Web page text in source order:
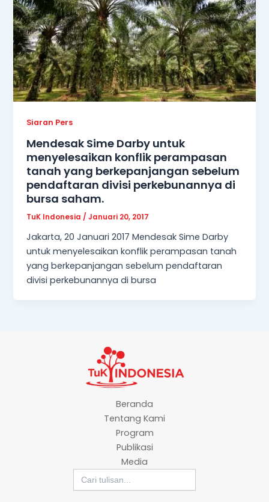
Siaran Pers
Mendesak Sime Darby untuk
menyelesaikan konflik perampasan
tanah yang berkepanjangan sebelum
pendaftaran divisi perkebunannya di
bursa saham.
TuK Indonesia /Januari 20, 2017
Jakarta, 20 Januari 2017 Mendesak Sime Darby
untuk menyelesaikan konflik perampasan tanah
yang berkepanjangan sebelum pendaftaran
divisi perkebunannya di bursa
Beranda
Tentang Kami
Program
Publikasi
Media
Search
for: